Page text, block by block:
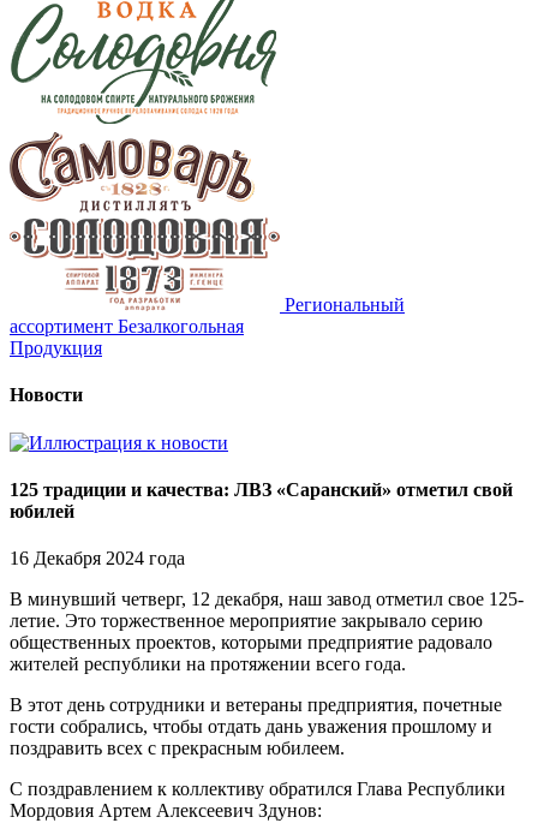
Региональный
ассортимент Безалкогольная
Продукция
Новости
125 традиции и качества: ЛВЗ «Саранский» отметил свой
юбилей
16 Декабря 2024 года
В минувший четверг, 12 декабря, наш завод отметил свое 125-
летие. Это торжественное мероприятие закрывало серию
общественных проектов, которыми предприятие радовало
жителей республики на протяжении всего года.
В этот день сотрудники и ветераны предприятия, почетные
гости собрались, чтобы отдать дань уважения прошлому и
поздравить всех с прекрасным юбилеем.
С поздравлением к коллективу обратился Глава Республики
Мордовия Артем Алексеевич Здунов: